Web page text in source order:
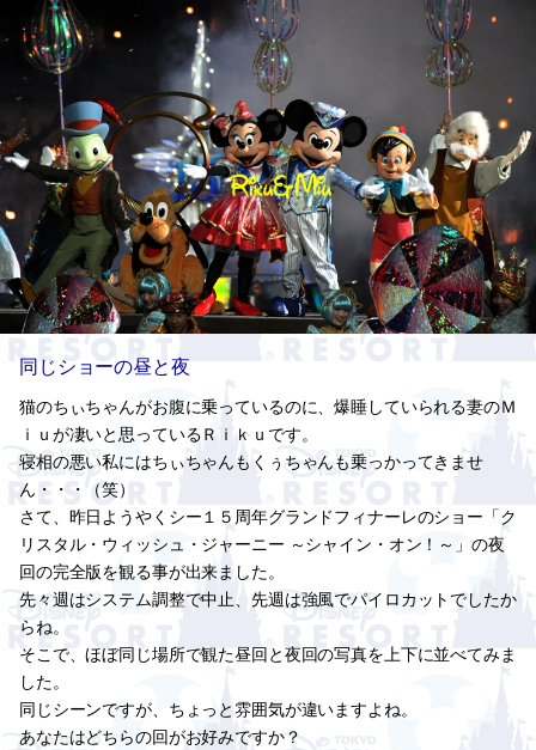
同じショーの昼と夜
猫のちぃちゃんがお腹に乗っているのに、爆睡していられる妻のＭ
ｉｕが凄いと思っているＲｉｋｕです。
寝相の悪い私にはちぃちゃんもくぅちゃんも乗っかってきませ
ん・・・（笑）
さて、昨日ようやくシー１５周年グランドフィナーレのショー「ク
リスタル・ウィッシュ・ジャーニー ～シャイン・オン！～」の夜
回の完全版を観る事が出来ました。
先々週はシステム調整で中止、先週は強風でパイロカットでしたか
らね。
そこで、ほぼ同じ場所で観た昼回と夜回の写真を上下に並べてみま
した。
同じシーンですが、ちょっと雰囲気が違いますよね。
あなたはどちらの回がお好みですか？